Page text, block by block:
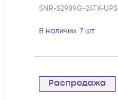
SNR-S2989G-24TX-UPS
В наличии: 7 шт
Распродажа